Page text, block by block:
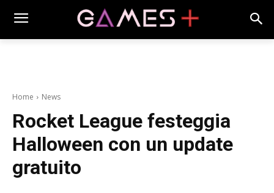
Home News
Rocket League festeggia
Halloween con un update
gratuito